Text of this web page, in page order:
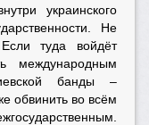
украинского
Не
Если туда войдёт
международным
банды –
обвинить во всём